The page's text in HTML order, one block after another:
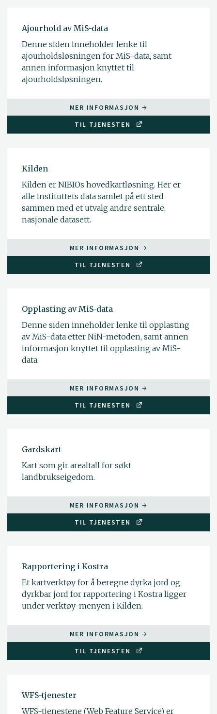
Ajourhold av MiS-data
Denne siden inneholder lenke til
ajourholdsløsningen for MiS-data, samt
annen informasjon knyttet til
ajourholdsløsningen.
MER INFORMASJON
TIL TJENESTEN
Kilden
Kilden er NIBIOs hovedkartløsning. Her er
alle instituttets data samlet på ett sted
sammen med et utvalg andre sentrale,
nasjonale datasett.
MER INFORMASJON
TIL TJENESTEN
Opplasting av MiS-data
Denne siden inneholder lenke til opplasting
av MiS-data etter NiN-metoden, samt annen
informasjon knyttet til opplasting av MiS-
data.
MER INFORMASJON
TIL TJENESTEN
Gardskart
Kart som gir arealtall for søkt
landbrukseigedom.
MER INFORMASJON
TIL TJENESTEN
Rapportering i Kostra
Et kartverktøy for å beregne dyrka jord og
dyrkbar jord for rapportering i Kostra ligger
under verktøy-menyen i Kilden.
MER INFORMASJON
TIL TJENESTEN
WFS-tjenester
WFS-tjenestene (Web Feature Service) er